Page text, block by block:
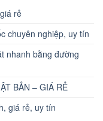
rẻ
chuyên nghiệp, uy tín
nhanh bằng đường
BẢN – GIÁ RẺ
giá rẻ, uy tín